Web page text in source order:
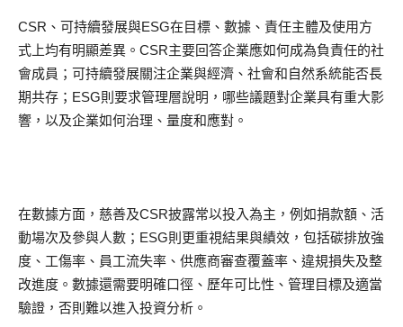
CSR、可持續發展與ESG在目標、數據、責任主體及使用方
式上均有明顯差異。CSR主要回答企業應如何成為負責任的社
會成員；可持續發展關注企業與經濟、社會和自然系統能否長
期共存；ESG則要求管理層說明，哪些議題對企業具有重大影
響，以及企業如何治理、量度和應對。
在數據方面，慈善及CSR披露常以投入為主，例如捐款額、活
動場次及參與人數；ESG則更重視結果與績效，包括碳排放強
度、工傷率、員工流失率、供應商審查覆蓋率、違規損失及整
改進度。數據還需要明確口徑、歷年可比性、管理目標及適當
驗證，否則難以進入投資分析。